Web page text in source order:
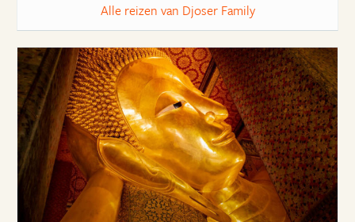
Alle reizen van Djoser Family